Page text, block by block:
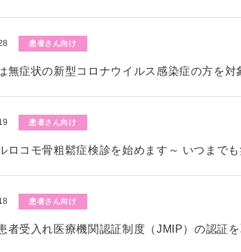
患者さん向け
無症状の新型コロナウイルス感染症の方を
患者さん向け
ロコモ骨粗鬆症検診を始めます～ いつまで
患者さん向け
者受入れ医療機関認証制度（JMIP）の認証を